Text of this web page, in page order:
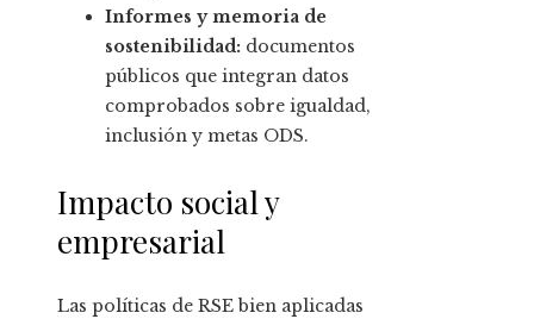
Informes y memoria de
sostenibilidad: documentos
públicos que integran datos
comprobados sobre igualdad,
inclusión y metas ODS.
Impacto social y
empresarial
Las políticas de RSE bien aplicadas